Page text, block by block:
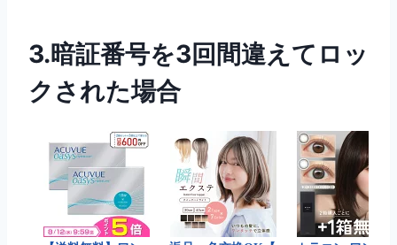
3.暗証番号を3回間違えてロッ
クされた場合